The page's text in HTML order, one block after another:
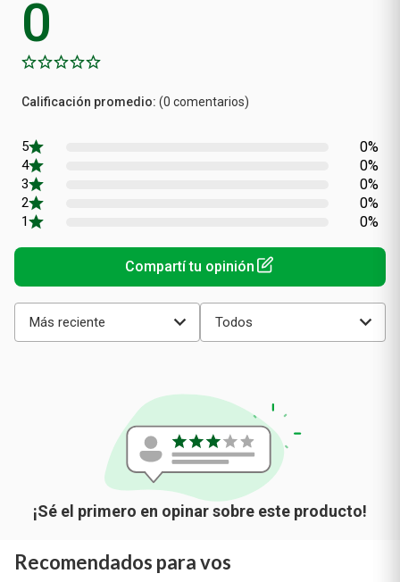
0
Calificación
promedio
(0 comentarios)
0%
0%
0%
0%
0%
Más reciente Todos
Recomendados para vos